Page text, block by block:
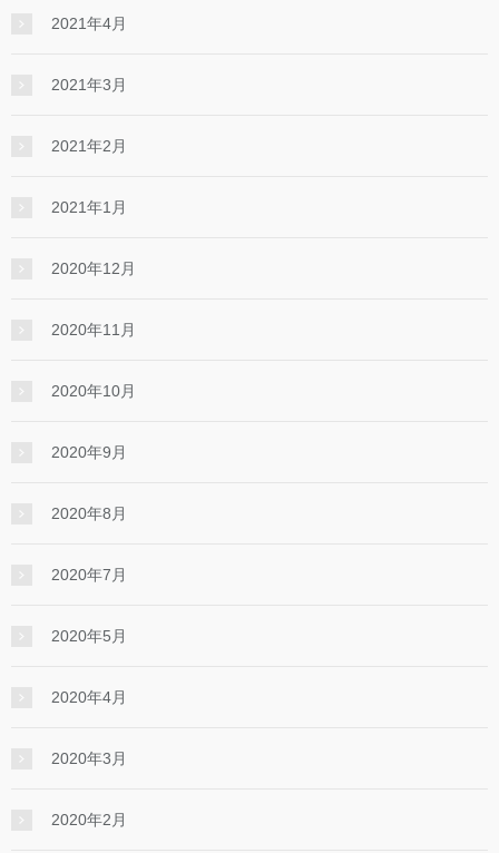
2021年4月
2021年3月
2021年2月
2021年1月
2020年12月
2020年11月
2020年10月
2020年9月
2020年8月
2020年7月
2020年5月
2020年4月
2020年3月
2020年2月